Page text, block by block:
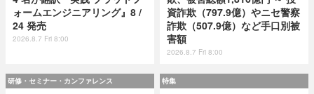
ォームエンジニアリング』8 /
24 発売
2026.8.7 Fri 8:00
資詐欺（797.9億）やニセ警察
詐欺（507.9億）など手口別被
害額
2026.8.7 Fri 8:00
研修・セミナー・カンファレンス 特集